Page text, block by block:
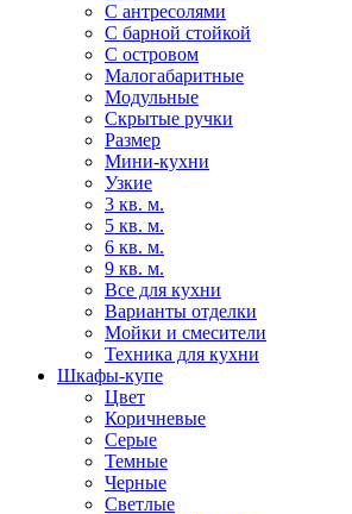
С антресолями
С барной стойкой
С островом
Малогабаритные
Модульные
Скрытые ручки
Размер
Мини-кухни
Узкие
3 кв. м.
5 кв. м.
6 кв. м.
9 кв. м.
Все для кухни
Варианты отделки
Мойки и смесители
Техника для кухни
Шкафы-купе
Цвет
Коричневые
Серые
Темные
Черные
Светлые